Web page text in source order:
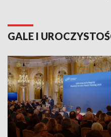
GALE I